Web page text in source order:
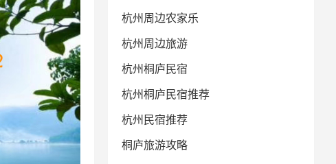
杭州周边农家乐
杭州周边旅游
杭州桐庐民宿
杭州桐庐民宿推荐
杭州民宿推荐
桐庐旅游攻略